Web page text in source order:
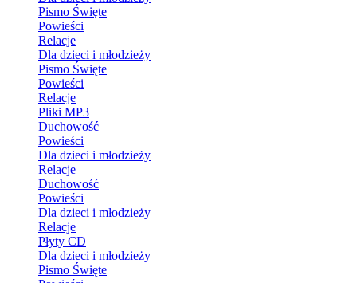
Pismo Święte
Powieści
Relacje
Dla dzieci i młodzieży
Pismo Święte
Powieści
Relacje
Pliki MP3
Duchowość
Powieści
Dla dzieci i młodzieży
Relacje
Duchowość
Powieści
Dla dzieci i młodzieży
Relacje
Płyty CD
Dla dzieci i młodzieży
Pismo Święte